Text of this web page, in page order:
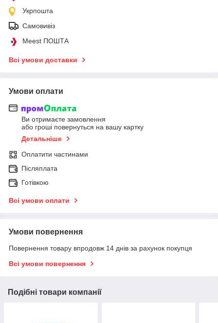
Укрпошта
Самовивіз
Meest ПОШТА
Всі умови доставки
Умови оплати
Ви отримаєте замовлення
або гроші повернуться на вашу картку
Детальніше
Оплатити частинами
Післяплата
Готівкою
Всі умови оплати
Умови повернення
Повернення товару впродовж 14 днів за рахунок покупця
Всі умови повернення
Подібні товари компанії